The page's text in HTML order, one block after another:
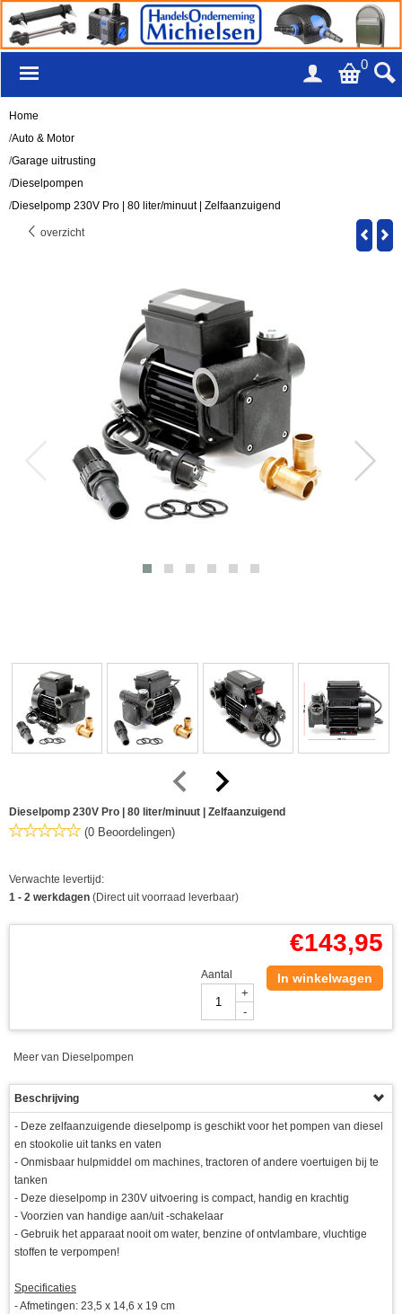
0
Home
/Auto & Motor
/Garage uitrusting
/Dieselpompen
/Dieselpomp 230V Pro | 80 liter/minuut | Zelfaanzuigend
overzicht
Dieselpomp 230V Pro | 80 liter/minuut | Zelfaanzuigend
(0 Beoordelingen)
Verwachte levertijd:
1 - 2 werkdagen (Direct uit voorraad leverbaar)
€143,95
Aantal
+
-
In winkelwagen
Meer van Dieselpompen
Beschrijving
- Deze zelfaanzuigende dieselpomp is geschikt voor het pompen van diesel
en stookolie uit tanks en vaten
- Onmisbaar hulpmiddel om machines, tractoren of andere voertuigen bij te
tanken
- Deze dieselpomp in 230V uitvoering is compact, handig en krachtig
- Voorzien van handige aan/uit -schakelaar
- Gebruik het apparaat nooit om water, benzine of ontvlambare, vluchtige
stoffen te verpompen!
Specificaties
- Afmetingen: 23,5 x 14,6 x 19 cm